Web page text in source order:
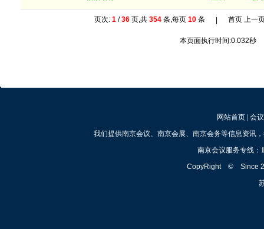
页次: 1/36页,共 354条,每页 10条 首页 上一
本页面执行时间:0.032秒
网站首页| 会
我们提供南京会议、南京会展、南京会务等信息资讯
南京会议服务专线：
CopyRight © Since